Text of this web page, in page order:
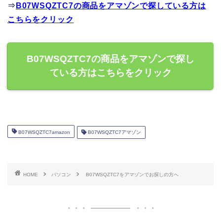
⇒ B07WSQZTC7の商品をアマゾンで探している方は
こちらをクリック
B07WSQZTC7の商品をアマゾンで探し
ている方はこちらをクリック
B07WSQZTC7amazon B07WSQZTC7アマゾン
HOME パソコン B07WSQZTC7をアマゾンでお探しの方へ